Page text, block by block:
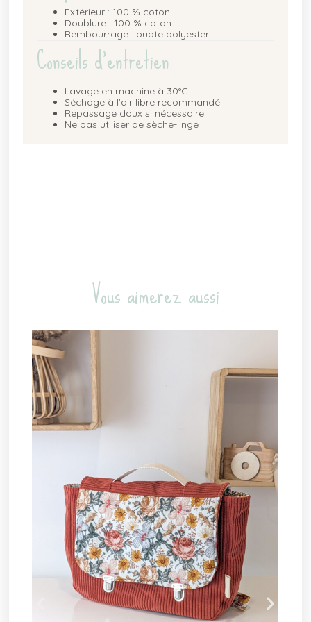
Extérieur : 100 % coton
Doublure : 100 % coton
Rembourrage : ouate polyester
Conseils d’entretien
Lavage en machine à 30°C
Séchage à l’air libre recommandé
Repassage doux si nécessaire
Ne pas utiliser de sèche-linge
Vous aimerez aussi